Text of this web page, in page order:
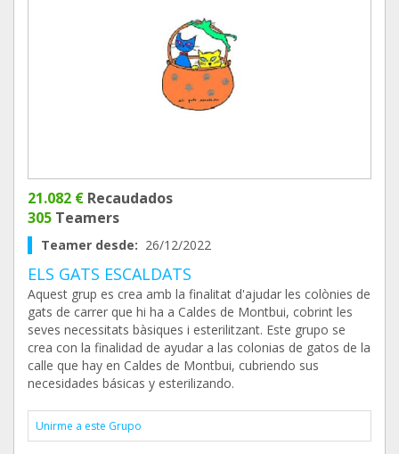
21.082 € Recaudados
305 Teamers
Teamer desde: 26/12/2022
ELS GATS ESCALDATS
Aquest grup es crea amb la finalitat d'ajudar les colònies de
gats de carrer que hi ha a Caldes de Montbui, cobrint les
seves necessitats bàsiques i esterilitzant. Este grupo se
crea con la finalidad de ayudar a las colonias de gatos de la
calle que hay en Caldes de Montbui, cubriendo sus
necesidades básicas y esterilizando.
Unirme a este Grupo